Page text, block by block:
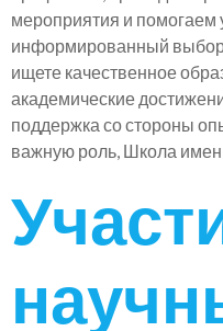
мероприятия и помогаем
информированный выбор
ищете качественное
академические
поддержка со стороны
важную роль, Школа